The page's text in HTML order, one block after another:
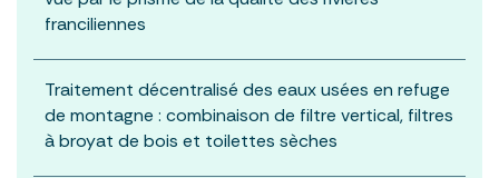
franciliennes
Traitement décentralisé des eaux usées en refuge
de montagne : combinaison de filtre vertical, filtres
à broyat de bois et toilettes sèches